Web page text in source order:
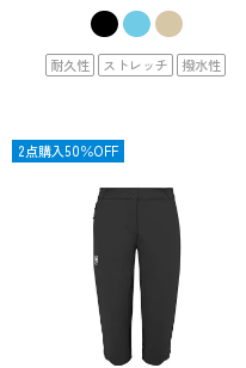
耐久性 ストレッチ 撥水性
SALE
2点購入50％OFF